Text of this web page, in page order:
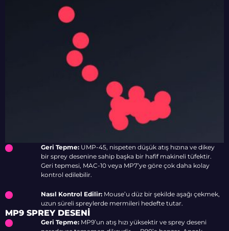
Geri Tepme: UMP-45, nispeten düşük atış hızına ve dikey
bir sprey desenine sahip başka bir hafif makineli tüfektir.
Geri tepmesi, MAC-10 veya MP7’ye göre çok daha kolay
kontrol edilebilir.
Nasıl Kontrol Edilir: Mouse’u düz bir şekilde aşağı çekmek,
uzun süreli spreylerde mermileri hedefte tutar.
MP9 SPREY DESENI
Geri Tepme: MP9’un atış hızı yüksektir ve sprey deseni